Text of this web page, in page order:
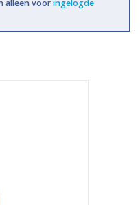
alleen vooringelogde